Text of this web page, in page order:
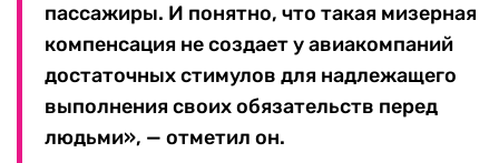
пассажиры. И понятно, что такая мизерная
компенсация не создает у авиакомпаний
достаточных стимулов для надлежащего
выполнения своих обязательств перед
людьми», — отметил он.